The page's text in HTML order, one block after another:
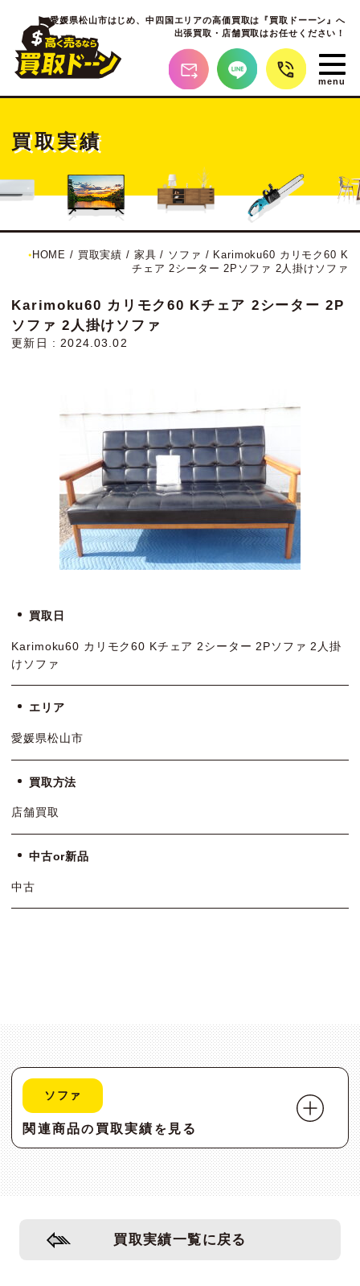
愛媛県松山市はじめ、中四国エリアの高価買取は『買取ドーーン』へ
出張買取・店舗買取はお任せください！
買取実績
HOME / 買取実績 / 家具 / ソファ / Karimoku60 カリモク60 K
チェア 2シーター 2Pソファ 2人掛けソファ
Karimoku60 カリモク60 Kチェア 2シーター 2P
ソファ 2人掛けソファ
更新日 : 2024.03.02
買取日
Karimoku60 カリモク60 Kチェア 2シーター 2Pソファ 2人掛
けソファ
エリア
愛媛県松山市
買取方法
店舗買取
中古or新品
中古
ソファ
関連商品の 買取実績 を 見る
買取実績一覧に戻る